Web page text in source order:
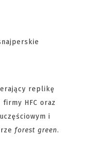
replikę
firmy HFC oraz
i
forest green.